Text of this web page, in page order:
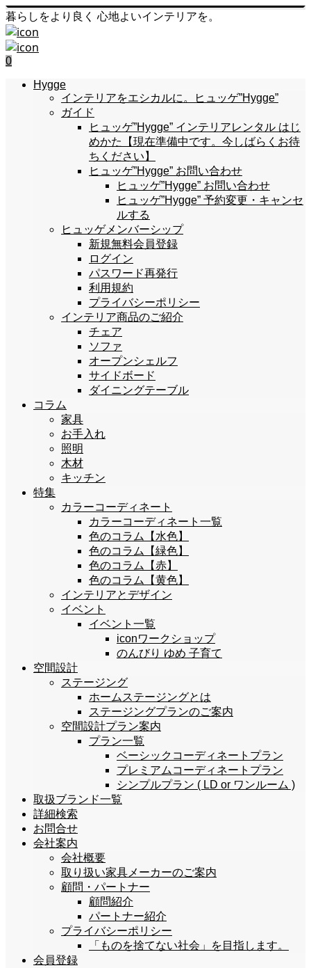
暮らしをより良く 心地よいインテリアを。
0
Hygge
インテリアをエシカルに。ヒュッゲ”Hygge”
ガイド
ヒュッゲ”Hygge” インテリアレンタル はじ
めかた【現在準備中です。今しばらくお待
ちください】
ヒュッゲ”Hygge” お問い合わせ
ヒュッゲ”Hygge” お問い合わせ
ヒュッゲ”Hygge” 予約変更・キャンセ
ルする
ヒュッゲメンバーシップ
新規無料会員登録
ログイン
パスワード再発行
利用規約
プライバシーポリシー
インテリア商品のご紹介
チェア
ソファ
オープンシェルフ
サイドボード
ダイニングテーブル
コラム
家具
お手入れ
照明
木材
キッチン
特集
カラーコーディネート
カラーコーディネート一覧
色のコラム【水色】
色のコラム【緑色】
色のコラム【赤】
色のコラム【黄色】
インテリアとデザイン
イベント
イベント一覧
iconワークショップ
のんびり ゆめ 子育て
空間設計
ステージング
ホームステージングとは
ステージングプランのご案内
空間設計プラン案内
プラン一覧
ベーシックコーディネートプラン
プレミアムコーディネートプラン
シンプルプラン ( LD or ワンルーム )
取扱ブランド一覧
詳細検索
お問合せ
会社案内
会社概要
取り扱い家具メーカーのご案内
顧問・パートナー
顧問紹介
パートナー紹介
プライバシーポリシー
「ものを捨てない社会」を目指します。
会員登録